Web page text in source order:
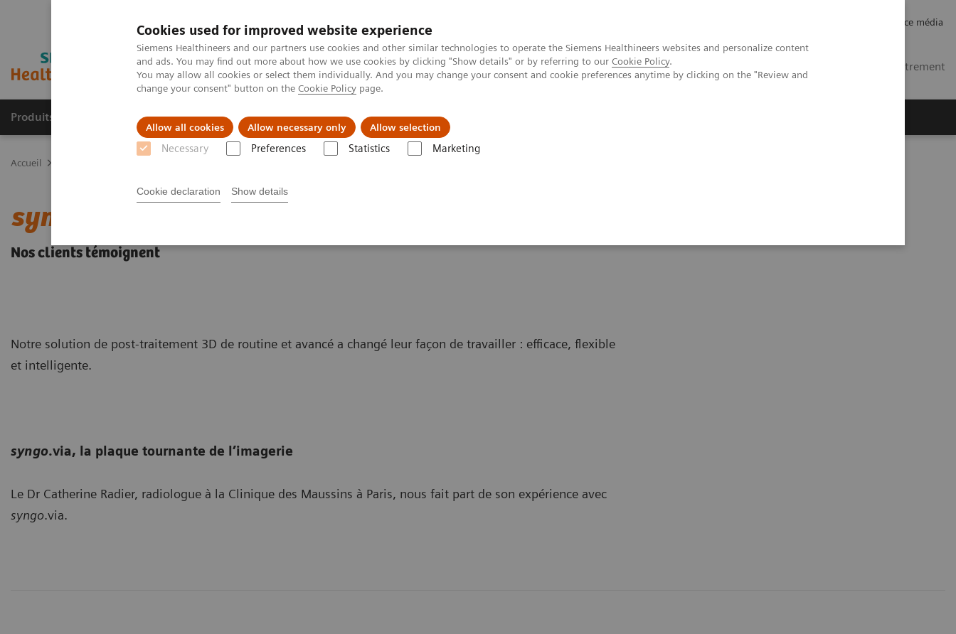
Cookies used for improved website experience
Siemens Healthineers and our partners use cookies and other similar technologies to operate the Siemens Healthineers websites and personalize content
and ads. You may find out more about how we use cookies by clicking "Show details" or by referring to our Cookie Policy.
You may allow all cookies or select them individually. And you may change your consent and cookie preferences anytime by clicking on the "Review and
change your consent" button on the Cookie Policy page.
Allow all cookies Allow necessary only Allow selection
Necessary Preferences Statistics Marketing
Cookie declaration Show details
Espace média
FR Se connecter / Enregistrement
Produits & services Spécialités cliniques Formations & Accompagnement
Accueil
syngo
Nos clients témoignent
Notre solution de post-traitement 3D de routine et avancé a changé leur façon de travailler : efficace, flexible
et intelligente.
syngo.via, la plaque tournante de l’imagerie
Le Dr Catherine Radier, radiologue à la Clinique des Maussins à Paris, nous fait part de son expérience avec
syngo.via.